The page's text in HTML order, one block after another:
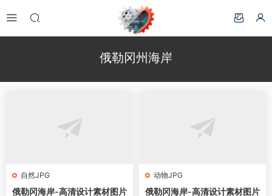
俄勒冈州海岸
自然JPG
俄勒冈海岸-高清设计素材图片
动物JPG
俄勒冈海岸-高清设计素材图片